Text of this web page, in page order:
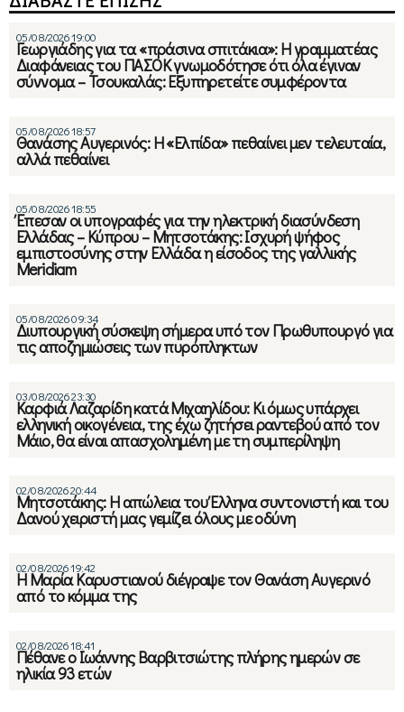
05/08/2026 19:00
Γεωργιάδης για τα «πράσινα σπιτάκια»: Η γραμματέας
Διαφάνειας του ΠΑΣΟΚ γνωμοδότησε ότι όλα έγιναν
σύννομα – Τσουκαλάς: Εξυπηρετείτε συμφέροντα
05/08/2026 18:57
Θανάσης Αυγερινός: Η «Ελπίδα» πεθαίνει μεν τελευταία,
αλλά πεθαίνει
05/08/2026 18:55
Έπεσαν οι υπογραφές για την ηλεκτρική διασύνδεση
Ελλάδας – Κύπρου – Μητσοτάκης: Ισχυρή ψήφος
εμπιστοσύνης στην Ελλάδα η είσοδος της γαλλικής
Meridiam
05/08/2026 09:34
Διυπουργική σύσκεψη σήμερα υπό τον Πρωθυπουργό για
τις αποζημιώσεις των πυρόπληκτων
03/08/2026 23:30
Καρφιά Λαζαρίδη κατά Μιχαηλίδου: Κι όμως υπάρχει
ελληνική οικογένεια, της έχω ζητήσει ραντεβού από τον
Μάιο, θα είναι απασχολημένη με τη συμπερίληψη
02/08/2026 20:44
Μητσοτάκης: Η απώλεια του Έλληνα συντονιστή και του
Δανού χειριστή μας γεμίζει όλους με οδύνη
02/08/2026 19:42
Η Μαρία Καρυστιανού διέγραψε τον Θανάση Αυγερινό
από το κόμμα της
02/08/2026 18:41
Πέθανε ο Ιωάννης Βαρβιτσιώτης πλήρης ημερών σε
ηλικία 93 ετών